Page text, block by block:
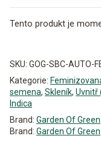
Tento produkt je
SKU: GOG-SBC-AUTO-
Kategorie:
semena, Skleník, Uvnitř
Indica
Brand: Garden Of Green
Brand: Garden Of Green